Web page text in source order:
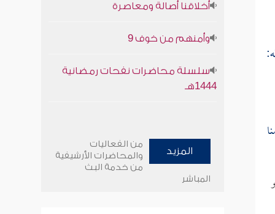
أخلاقنا أصالة ومعاصرة
وأمنهم من خوف 9
سلسلة محاضرات نفحات رمضانية
1444هـ
المزيد
من الفعاليات
والمحاضرات الأرشيفية
من خدمة البث
المباشر